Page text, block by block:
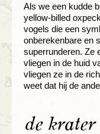
Als we een kudde
yellow-billed
vogels die een
onberekenbare en
superrunderen. Ze
vliegen in de huid
vliegen ze in de
weet dat hij de
de